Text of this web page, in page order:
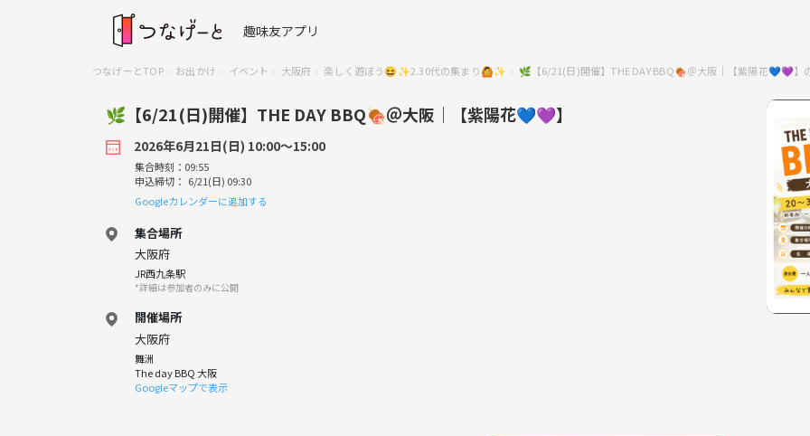
趣味友アプリ
つなげーとTOP お出かけ イベント 大阪府 楽しく遊ぼう😆✨2.30代の集まり🙆✨ 🌿【6/21(日)開催】THE DAY BBQ🍖＠大阪｜【紫陽花💙💜】
🌿【6/21(日)開催】THE DAY BBQ🍖＠大阪｜【紫陽花💙💜】
2026年6月21日(日) 10:00〜15:00
集合時刻：09:55
申込締切： 6/21(日) 09:30
Googleカレンダーに追加する
集合場所
大阪府
JR西九条駅
*詳細は参加者のみに公開
開催場所
大阪府
舞洲
The day BBQ 大阪
Googleマップで表示